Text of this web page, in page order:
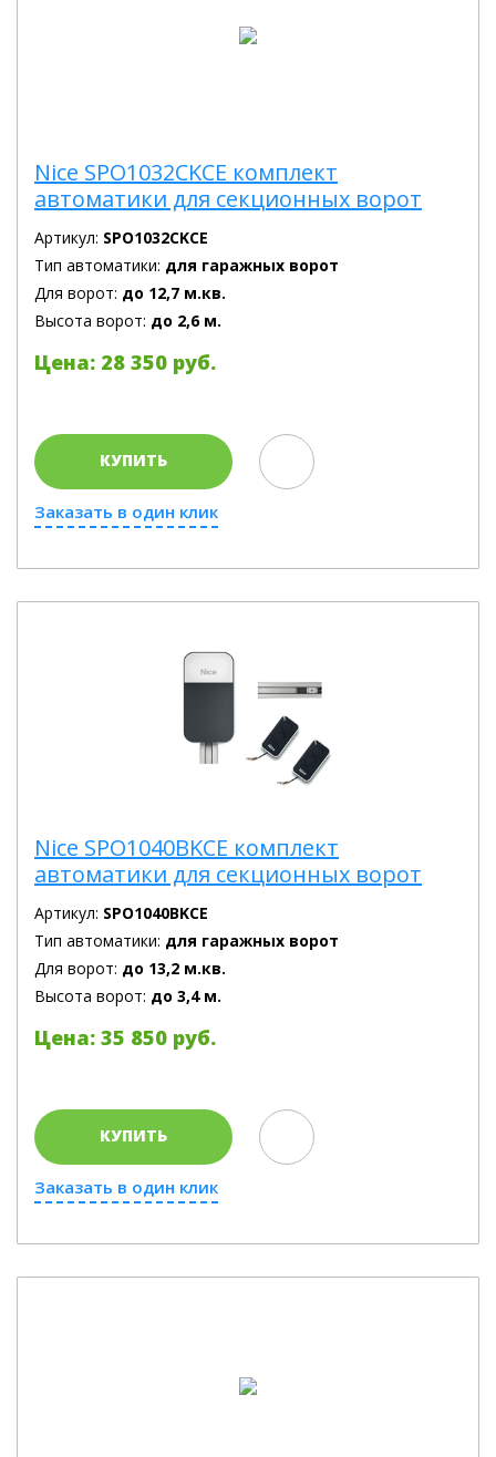
Nice SPO1032CKCE комплект
автоматики для секционных ворот
Артикул: SPO1032CKCE
Тип автоматики: для гаражных ворот
Для ворот: до 12,7 м.кв.
Высота ворот: до 2,6 м.
Цена: 28 350 руб.
КУПИТЬ
Заказать в один клик
Nice SPO1040BKCE комплект
автоматики для секционных ворот
Артикул: SPO1040BKCE
Тип автоматики: для гаражных ворот
Для ворот: до 13,2 м.кв.
Высота ворот: до 3,4 м.
Цена: 35 850 руб.
КУПИТЬ
Заказать в один клик